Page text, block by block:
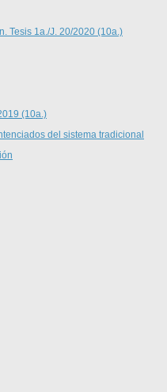
Tesis 1a./J. 20/2020 (10a.)
(10a.)
del sistema tradicional